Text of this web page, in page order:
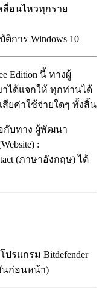
ลื่อนไหวทุกราย
การ Windows 10
Edition นี้ ทางผู้
าได้แจกให้ ทุกท่านได้
ยค่าใช้จ่ายใดๆ ทั้งสิ้น
กับทาง ผู้พัฒนา
:
(ภาษาอังกฤษ) ได้
ปรแกรม Bitdefender
ชันก่อนหน้า)